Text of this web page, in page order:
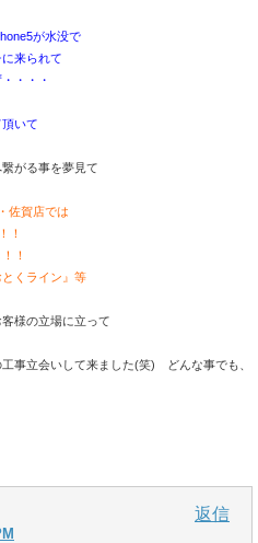
が水没で
来られて
・・・
いて
がる事を夢見て
佐賀店では
！
！
くライン』等
様の立場に立って
事立会いして来ました(笑)
どんな事でも、
返信